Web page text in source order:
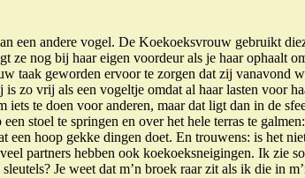
een andere vogel. De Koekoeksvrouw gebruikt
nog bij haar eigen voordeur als je haar ophaalt
taak geworden ervoor te zorgen dat zij vanavond
zo vrij als een vogeltje omdat al haar lasten voor
iets te doen voor anderen, maar dat ligt dan in de
stoel te springen en over het hele terras te
een hoop gekke dingen doet. En trouwens: is het
partners hebben ook koekoeksneigingen. Ik zie
Je weet dat m’n broek raar zit als ik die